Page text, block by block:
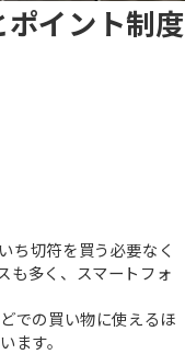
イント制度
ち切符を買う必要なく
も多く、スマートフォ
での買い物に使えるほ
ます。